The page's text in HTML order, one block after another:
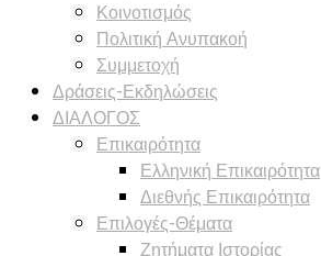
Κοινοτισμός
Πολιτική Ανυπακοή
Συμμετοχή
Δράσεις-Εκδηλώσεις
ΔΙΑΛΟΓΟΣ
Επικαιρότητα
Ελληνική Επικαιρότητα
Διεθνής Επικαιρότητα
Επιλογές-Θέματα
Ζητήματα Ιστορίας